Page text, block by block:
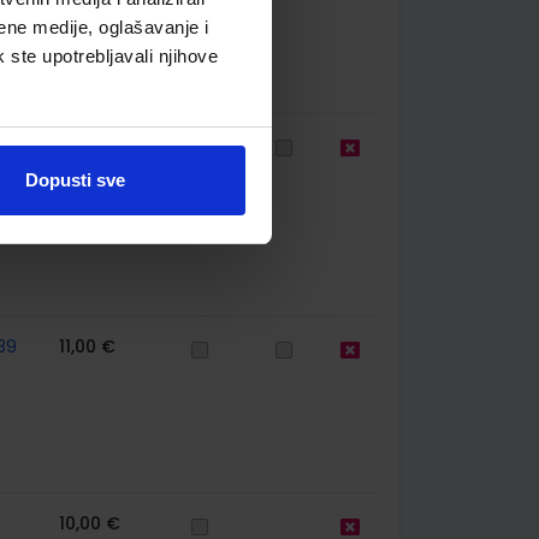
medije, oglašavanje i
ste upotrebljavali njihove
Dopusti sve
10,80 €
11,00 €
10,00 €